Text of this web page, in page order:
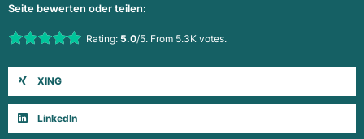
Seite bewerten oder teilen:
Rate this item:Rating: 5.0/5. From 5.3K votes.
XING
LinkedIn